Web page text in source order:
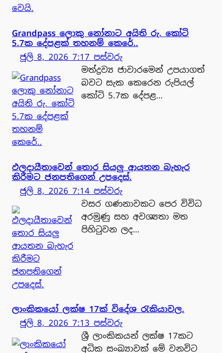
Grandpass ලොකු නෝනාට අයිති රු. කෝටි
5.7ක දේපළක් තහනම් කෙරේ..
ජූලි 8, 2026 7:17 පස්වරු
මත්ද්‍රව්‍ය ජාවාරමෙන් උපයාගත්
බවට සැක කෙරෙන රුපියල්
කෝටි 5.7ක දේපළ…
ඵලදායීතාවෙන් තොර සියලු ආයතන බැහැර
කිරීමට ජනපතිගෙන් උපදෙස්.
ජූලි 8, 2026 7:14 පස්වරු
වසර ගණනාවකට පෙර විවිධ
අරමුණු සහ අවශ්‍යතා මත
පිහිටුවන ලද…
ලාංකිකයෝ ලක්ෂ 17ක් විදේශ රැකියාවල.
ජූලි 8, 2026 7:13 පස්වරු
ශ්‍රී ලාංකිකයන් ලක්ෂ 17කට
අධික සංඛ්‍යාවක් මේ වනවිට